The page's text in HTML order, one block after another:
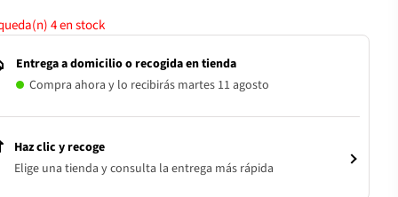
4en stock
Entrega a domicilio o recogida en tienda
Compra ahora y lo recibirás martes 11 agosto
Haz clic y recoge
Elige una tienda y consulta la entrega más rápida